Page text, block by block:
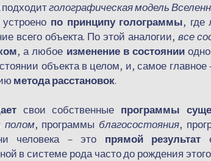
подходитголографическая модель
по принципу голограммы, где
всего объекта. По этой аналогии, все
, а любое изменение в состоянии
объекта в целом, и, самое главное
метода расстановок.
свои собственные программы
полом, программы благосостояния,
человека – это прямой результат
в системе рода часто до рождения